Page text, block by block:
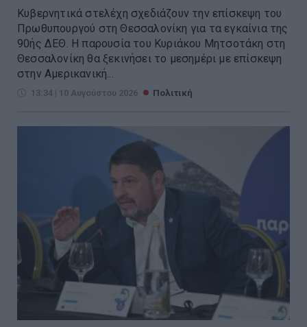
Κυβερνητικά στελέχη σχεδιάζουν την επίσκεψη του
Πρωθυπουργού στη Θεσσαλονίκη για τα εγκαίνια της
90ής ∆ΕΘ. Η παρουσία του Κυριάκου Μητσοτάκη στη
Θεσσαλονίκη θα ξεκινήσει το µεσηµέρι µε επίσκεψη
στην Αµερικανική...
13:34 | 10 Αυγούστου 2026 Πολιτική